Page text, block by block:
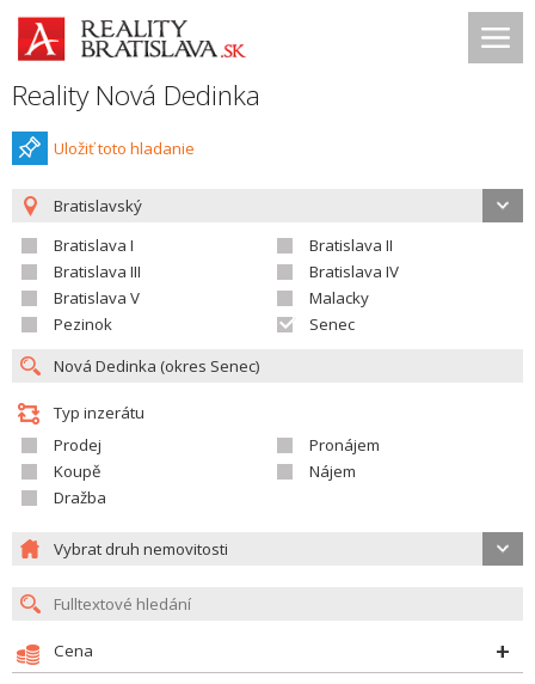
Reality Nová Dedinka
Uložiť toto hladanie
Bratislavský
Bratislava I
Bratislava II
Bratislava III
Bratislava IV
Bratislava V
Malacky
Pezinok
Senec
Typ inzerátu
Prodej
Pronájem
Koupě
Nájem
Dražba
Vybrat druh nemovitosti
Cena